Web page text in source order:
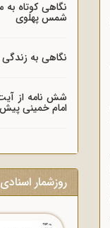
نگاهی کوتاه به
شمس پهلوی
نگاهی به
شش نامه از
امام خمینی پیش
روزشمار اسنادی